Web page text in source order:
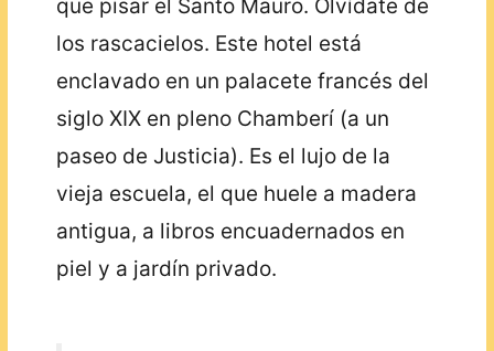
que pisar el Santo Mauro. Olvídate de
los rascacielos. Este hotel está
enclavado en un palacete francés del
siglo XIX en pleno Chamberí (a un
paseo de Justicia). Es el lujo de la
vieja escuela, el que huele a madera
antigua, a libros encuadernados en
piel y a jardín privado.